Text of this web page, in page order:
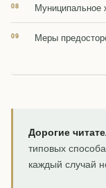
Муниципальное
Меры
Дорогие
типовых
каждый случай